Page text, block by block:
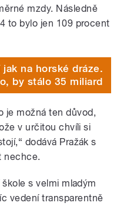
mzdy. Následně
to bylo jen 109 procent
na horské dráze.
by stálo 35 miliard
je možná ten důvod,
v určitou chvíli si
dodává Pražák s
nechce.
s velmi mladým
vedení transparentně